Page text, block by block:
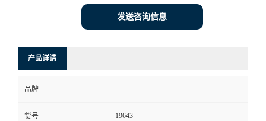
发送咨询信息
产品详请
品牌
货号 19643